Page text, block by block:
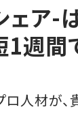
ア-
1週間
人材が